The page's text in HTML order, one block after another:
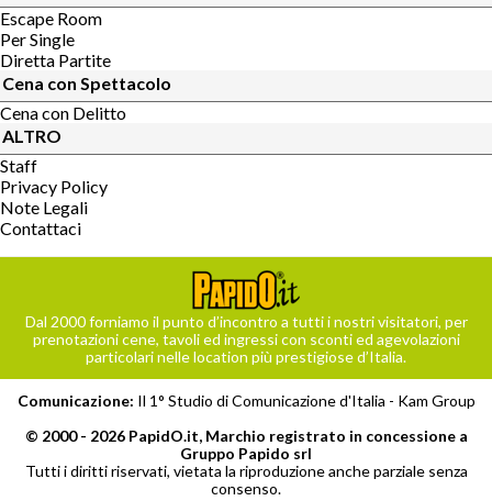
Escape Room
Per Single
Diretta Partite
Cena con Spettacolo
Cena con Delitto
ALTRO
Staff
Privacy Policy
Note Legali
Contattaci
Dal 2000 forniamo il punto d’incontro a tutti i nostri visitatori, per
prenotazioni cene, tavoli ed ingressi con sconti ed agevolazioni
particolari nelle location più prestigiose d’Italia.
Comunicazione: Il 1° Studio di Comunicazione d'Italia - Kam Group
© 2000 - 2026 PapidO.it, Marchio registrato in concessione a
Gruppo Papido srl
Tutti i diritti riservati, vietata la riproduzione anche parziale senza
consenso.